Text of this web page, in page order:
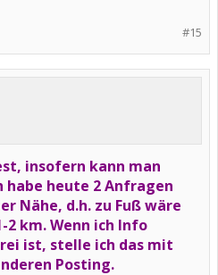
#15
insofern kann man
habe heute 2 Anfragen
Nähe, d.h. zu Fuß wäre
2 km. Wenn ich Info
ist, stelle ich das mit
Posting.